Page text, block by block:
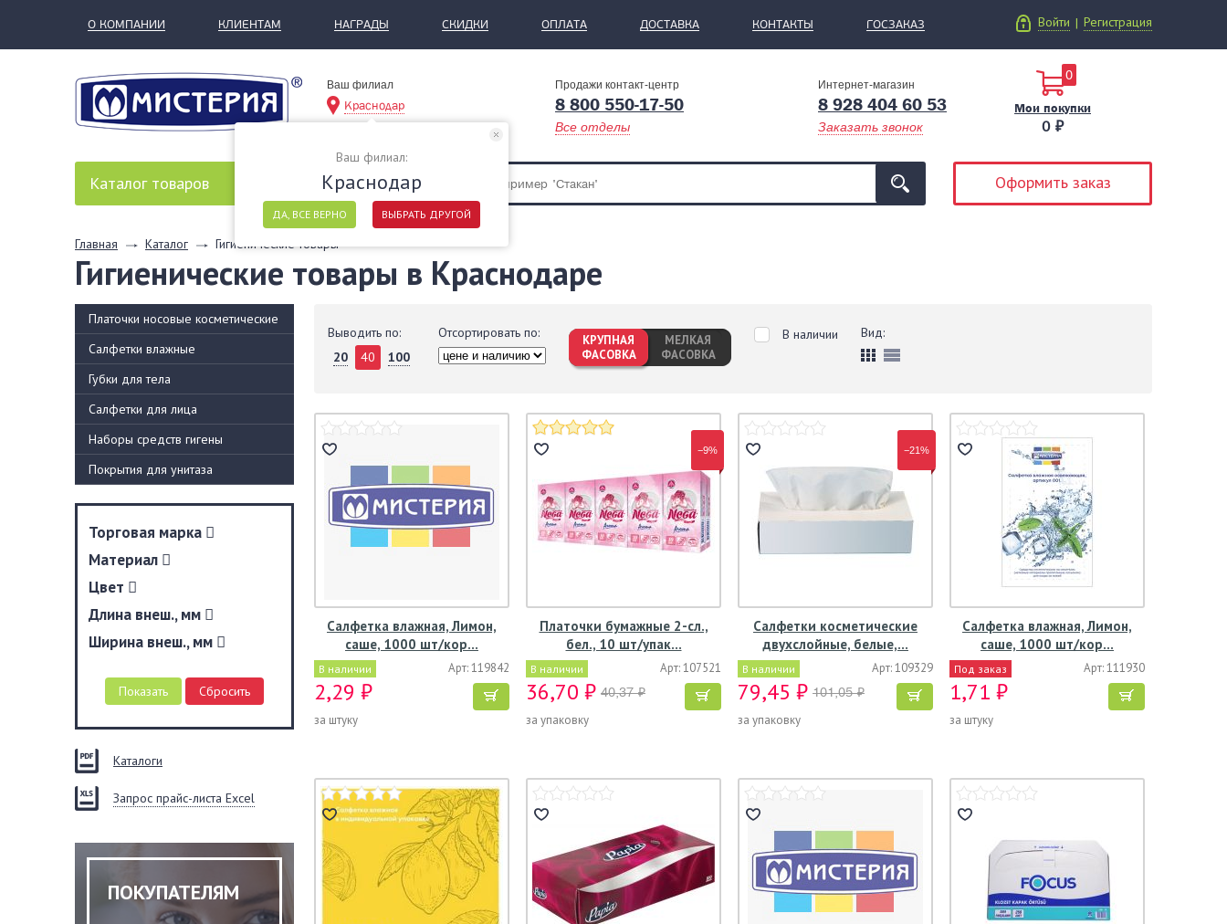
О КОМПАНИИ КЛИЕНТАМ НАГРАДЫ СКИДКИ ОПЛАТА ДОСТАВКА КОНТАКТЫ ГОСЗАКАЗ Войти | Регистрация
Ваш филиал
Краснодар
Продажи контакт-центр
8 800 550-17-50
Все отделы
Ваш филиал:
Краснодар
ДА, ВСЕ ВЕРНО ВЫБРАТЬ ДРУГОЙ
Интернет-магазин
8 928 404 60 53
Заказать звонок
0
Мои покупки
0 ₽
Каталог товаров Оформить заказ
Главная Каталог Гигиенические товары
Гигиенические товары в Краснодаре
Платочки носовые косметические
Салфетки влажные
Губки для тела
Салфетки для лица
Наборы средств гигены
Покрытия для унитаза
Торговая марка
Материал
Цвет
Длина внеш., мм
Ширина внеш., мм
Каталоги
Запрос прайс-листа Excel
ПОКУПАТЕЛЯМ
Выводить по:
20
40 100
Отсортировать по:
КРУПНАЯ
ФАСОВКА
МЕЛКАЯ
ФАСОВКА
В наличии Вид:
Салфетка влажная, Лимон,
саше, 1000 шт/кор…
В наличии Арт: 119842
2,29 ₽
за штуку
−9%
Платочки бумажные 2-сл.,
бел., 10 шт/упак…
В наличии Арт: 107521
36,70 ₽ 40,37 ₽
за упаковку
−21%
Салфетки косметические
двухслойные, белые,…
В наличии Арт: 109329
79,45 ₽ 101,05 ₽
за упаковку
Салфетка влажная, Лимон,
саше, 1000 шт/кор…
Под заказ Арт: 111930
1,71 ₽
за штуку